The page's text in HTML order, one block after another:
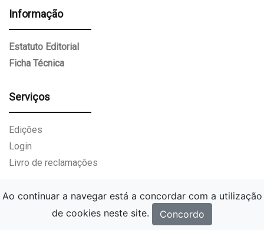
Informação
Estatuto Editorial
Ficha Técnica
Serviços
Edições
Login
Livro de reclamações
Gazeta Paços de Ferreira.Todos os direitos reservados.
Ao continuar a navegar está a concordar com a utilização
de cookies neste site.
Concordo